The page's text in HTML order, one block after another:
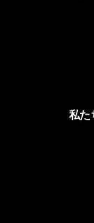
私た